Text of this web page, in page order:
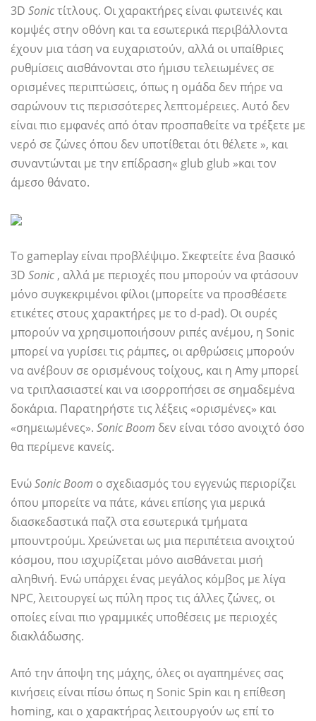
3D Sonicτίτλους. Οι χαρακτήρες είναι φωτεινές και
κομψές στην οθόνη και τα εσωτερικά περιβάλλοντα
έχουν μια τάση να ευχαριστούν, αλλά οι υπαίθριες
ρυθμίσεις αισθάνονται στο ήμισυ τελειωμένες σε
ορισμένες περιπτώσεις, όπως η ομάδα δεν πήρε να
σαρώνουν τις περισσότερες λεπτομέρειες. Αυτό δεν
είναι πιο εμφανές από όταν προσπαθείτε να τρέξετε με
νερό σε ζώνες όπου δεν υποτίθεται ότι θέλετε », και
συναντώνται με την επίδραση« glub glub »και τον
άμεσο θάνατο.
Το gameplay είναι προβλέψιμο. Σκεφτείτε ένα βασικό
3D Sonic , αλλά με περιοχές που μπορούν να φτάσουν
μόνο συγκεκριμένοι φίλοι (μπορείτε να προσθέσετε
ετικέτες στους χαρακτήρες με το d-pad). Οι ουρές
μπορούν να χρησιμοποιήσουν ριπές ανέμου, η Sonic
μπορεί να γυρίσει τις ράμπες, οι αρθρώσεις μπορούν
να ανέβουν σε ορισμένους τοίχους, και η Amy μπορεί
να τριπλασιαστεί και να ισορροπήσει σε σημαδεμένα
δοκάρια. Παρατηρήστε τις λέξεις «ορισμένες» και
«σημειωμένες». Sonic Boom δεν είναι τόσο ανοιχτό όσο
θα περίμενε κανείς.
ΕνώSonic Boom ο σχεδιασμός του εγγενώς περιορίζει
όπου μπορείτε να πάτε, κάνει επίσης για μερικά
διασκεδαστικά παζλ στα εσωτερικά τμήματα
μπουντρούμι. Χρεώνεται ως μια περιπέτεια ανοιχτού
κόσμου, που ισχυρίζεται μόνο αισθάνεται μισή
αληθινή. Ενώ υπάρχει ένας μεγάλος κόμβος με λίγα
NPC, λειτουργεί ως πύλη προς τις άλλες ζώνες, οι
οποίες είναι πιο γραμμικές υποθέσεις με περιοχές
διακλάδωσης.
Από την άποψη της μάχης, όλες οι αγαπημένες σας
κινήσεις είναι πίσω όπως η Sonic Spin και η επίθεση
homing, και ο χαρακτήρας λειτουργούν ως επί το